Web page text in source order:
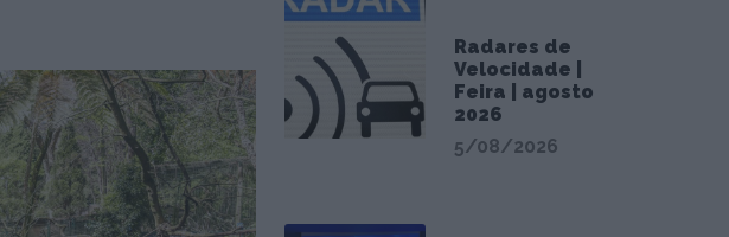
Radares de
Velocidade |
Feira | agosto
2026
5/08/2026